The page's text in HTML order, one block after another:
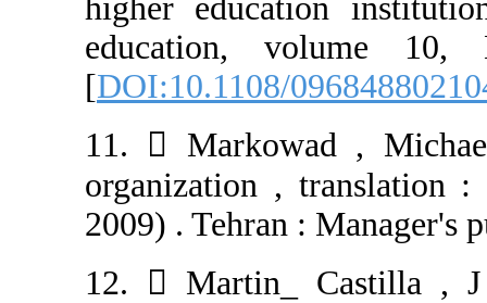
higher
education,
[DOI:10.1108/
11. 
organization ,
2009) . Tehran :
12.  Martin_